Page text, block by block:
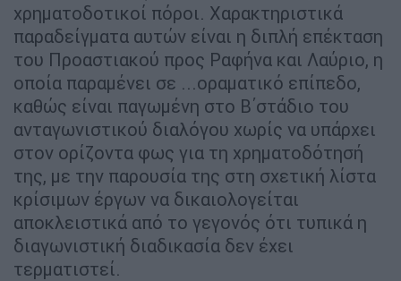
χρηματοδοτικοί πόροι. Χαρακτηριστικά
παραδείγματα αυτών είναι η διπλή επέκταση
του Προαστιακού προς Ραφήνα και Λαύριο, η
οποία παραμένει σε ...οραματικό επίπεδο,
καθώς είναι παγωμένη στο Β΄στάδιο του
ανταγωνιστικού διαλόγου χωρίς να υπάρχει
στον ορίζοντα φως για τη χρηματοδότησή
της, με την παρουσία της στη σχετική λίστα
κρίσιμων έργων να δικαιολογείται
αποκλειστικά από το γεγονός ότι τυπικά η
διαγωνιστική διαδικασία δεν έχει
τερματιστεί.